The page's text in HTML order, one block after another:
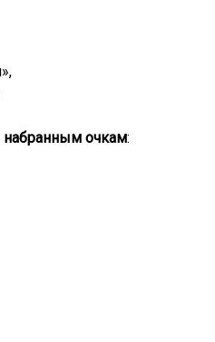
набранным очкам: